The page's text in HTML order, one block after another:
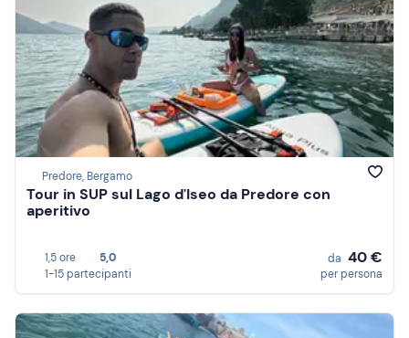
Predore, Bergamo
Tour in SUP sul Lago d'Iseo da Predore con
aperitivo
1,5 ore
5,0
1-15 partecipanti
da 40 €
per persona